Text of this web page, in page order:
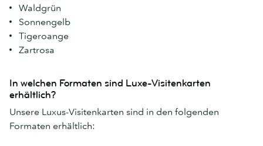
Waldgrün
Sonnengelb
Tigeroange
Zartrosa
In welchen Formaten sind Luxe-Visitenkarten
erhältlich?
Unsere Luxus-Visitenkarten sind in den folgenden
Formaten erhältlich: